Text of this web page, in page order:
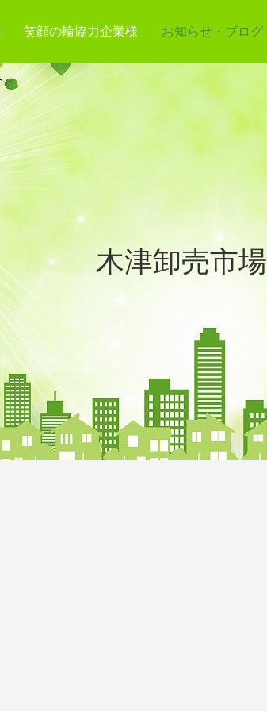
笑顔の輪協力企業様 お知らせ・ブログ
木津卸売市場